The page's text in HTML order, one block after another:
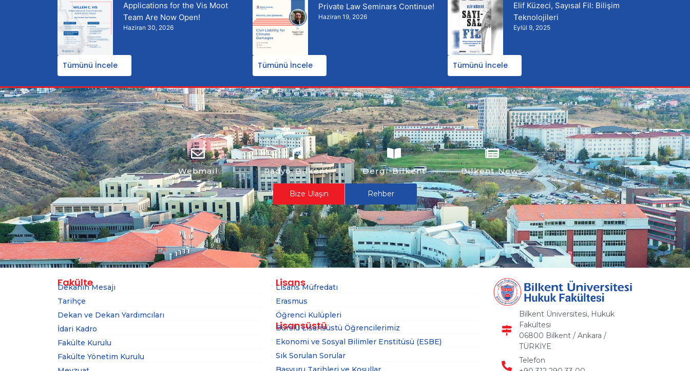
Applications for the Vis Moot
Team Are Now Open!
Haziran 30, 2026
Tümünü İncele
Private Law Seminars Continue!
Haziran 19, 2026
Tümünü İncele
Elif Küzeci, Sayısal Fil: Bilişim
Teknolojileri
Eylül 9, 2025
Tümünü İncele
Webmail Radyo Bilkent Dergi Bilkent Bilkent News
Bize Ulaşın Rehber
Fakülte
Dekanın Mesajı
Tarihçe
Dekan ve Dekan Yardımcıları
İdari Kadro
Fakülte Kurulu
Fakülte Yönetim Kurulu
Lisans
Lisans Müfredatı
Erasmus
Öğrenci Kulüpleri
Lisansüstü
Burslu Lisansüstü Öğrencilerimiz
Ekonomi ve Sosyal Bilimler Enstitüsü (ESBE)
Sık Sorulan Sorular
Bilkent Üniversitesi, Hukuk
Fakültesi
06800 Bilkent / Ankara /
TÜRKİYE
Telefon